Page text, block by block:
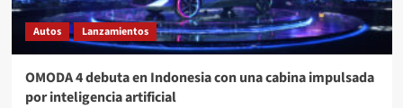
Autos Lanzamientos
OMODA 4 debuta en Indonesia con una cabina impulsada
por inteligencia artificial